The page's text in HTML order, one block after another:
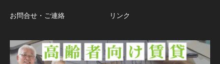
お問合せ・ご連絡 リンク